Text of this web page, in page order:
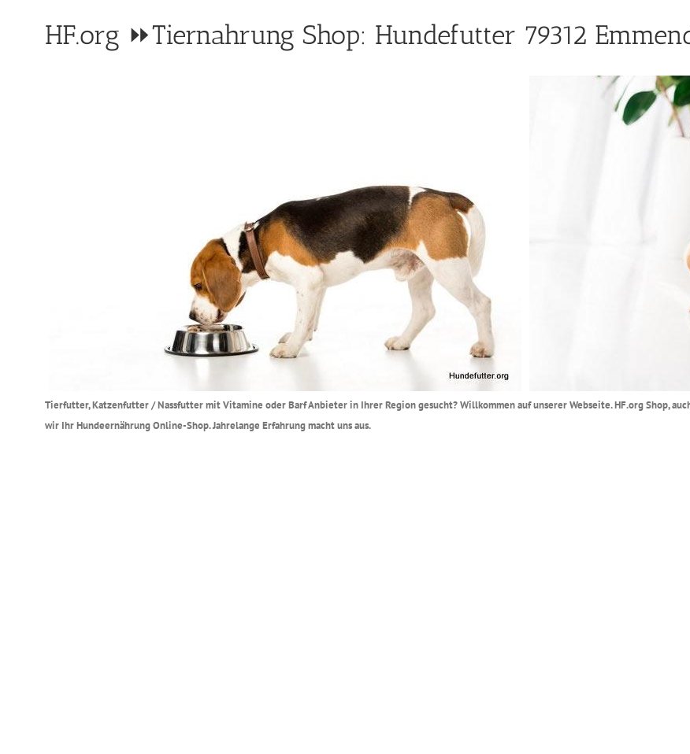
HF.org ⏩Tiernahrung Shop: Hundefutter 79312
Tierfutter, Katzenfutter / Nassfutter mit Vitamine oder Barf Anbieter in Ihrer Region gesucht? Willkommen auf unserer Webseite. HF.org Shop,
wir Ihr Hundeernährung Online-Shop. Jahrelange Erfahrung macht uns aus.